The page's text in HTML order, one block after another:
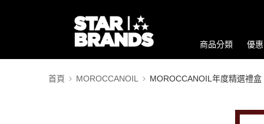
商品分類 優
首頁 MOROCCANOIL MOROCCANOIL年度精選禮盒